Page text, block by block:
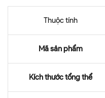
Thuộc tính
Mã sản phẩm
Kích thước tổng thể